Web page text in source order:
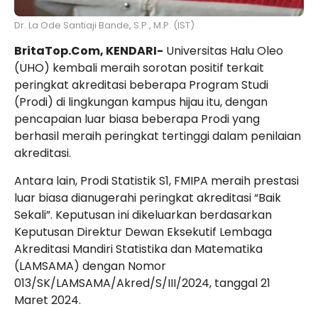
Dr. La Ode Santiaji Bande, S.P., M.P. (IST)
BritaTop.Com, KENDARI- Universitas Halu Oleo
(UHO) kembali meraih sorotan positif terkait
peringkat akreditasi beberapa Program Studi
(Prodi) di lingkungan kampus hijau itu, dengan
pencapaian luar biasa beberapa Prodi yang
berhasil meraih peringkat tertinggi dalam penilaian
akreditasi.
Antara lain, Prodi Statistik S1, FMIPA meraih prestasi
luar biasa dianugerahi peringkat akreditasi “Baik
Sekali”. Keputusan ini dikeluarkan berdasarkan
Keputusan Direktur Dewan Eksekutif Lembaga
Akreditasi Mandiri Statistika dan Matematika
(LAMSAMA) dengan Nomor
013/SK/LAMSAMA/Akred/S/III/2024, tanggal 21
Maret 2024.